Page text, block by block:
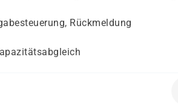
Rückmeldung